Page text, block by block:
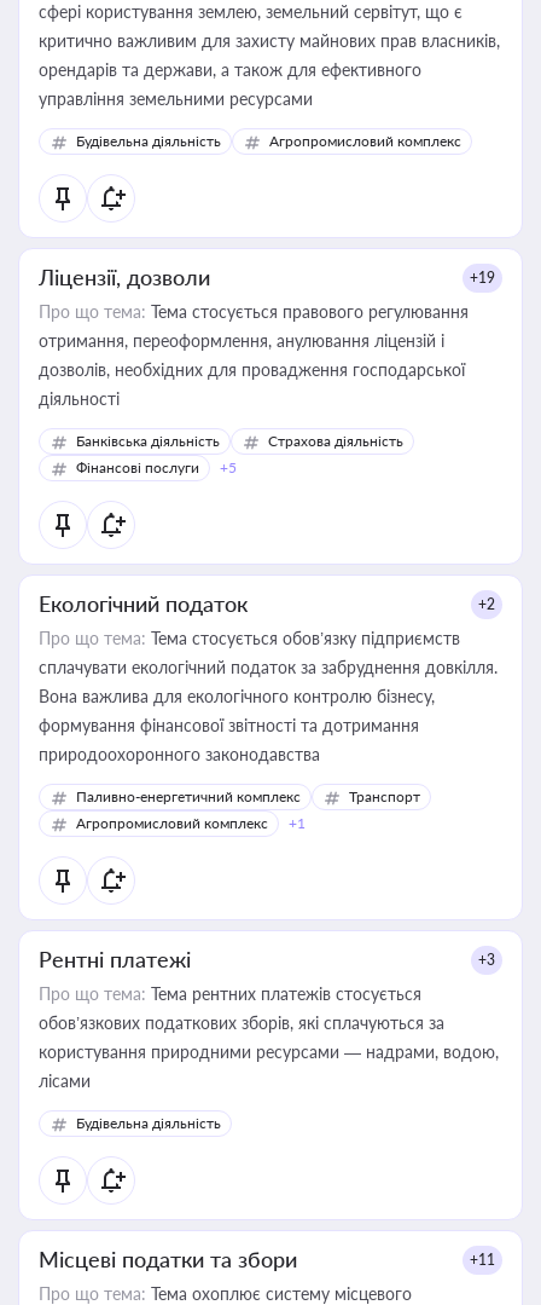
сфері користування землею, земельний сервітут, що є
критично важливим для захисту майнових прав власників,
орендарів та держави, а також для ефективного
управління земельними ресурсами
Будівельна діяльність Агропромисловий комплекс
Ліцензії, дозволи +19
Про що тема: Тема стосується правового регулювання
отримання, переоформлення, анулювання ліцензій і
дозволів, необхідних для провадження господарської
діяльності
Банківська діяльність
Страхова діяльність
Фінансові послуги
+5
Екологічний податок +2
Про що тема: Тема стосується обов’язку підприємств
сплачувати екологічний податок за забруднення довкілля.
Вона важлива для екологічного контролю бізнесу,
формування фінансової звітності та дотримання
природоохоронного законодавства
Паливно-енергетичний комплекс
Транспорт
Агропромисловий комплекс
+1
Рентні платежі +3
Про що тема: Тема рентних платежів стосується
обов’язкових податкових зборів, які сплачуються за
користування природними ресурсами — надрами, водою,
лісами
Будівельна діяльність
Місцеві податки та збори +11
Про що тема: Тема охоплює систему місцевого